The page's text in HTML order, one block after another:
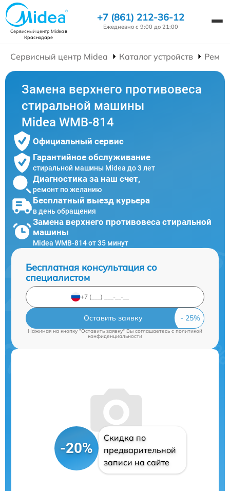
Сервисный центр Mideaв
Краснодаре
+7 (861) 212-36-12
Ежедневно с 9:00 до 21:00
Сервисный центр Midea Каталог устройств
Замена верхнего противовеса
стиральной машины
Midea WMB-814
Официальный сервис
Гарантийное обслуживание
стиральной машины Midea до 3 лет
Диагностика за наш счет,
ремонт по желанию
Бесплатный выезд курьера
в день обращения
Замена верхнего противовеса стиральной
машины
Midea WMB-814 от 35 минут
Бесплатная консультация со
специалистом
Оставить заявку
Нажимая на кнопку "Оставить заявку" Вы соглашаетесь cполитикой
конфиденциальности
-20%
Скидка по
предварительной
записи на сайте